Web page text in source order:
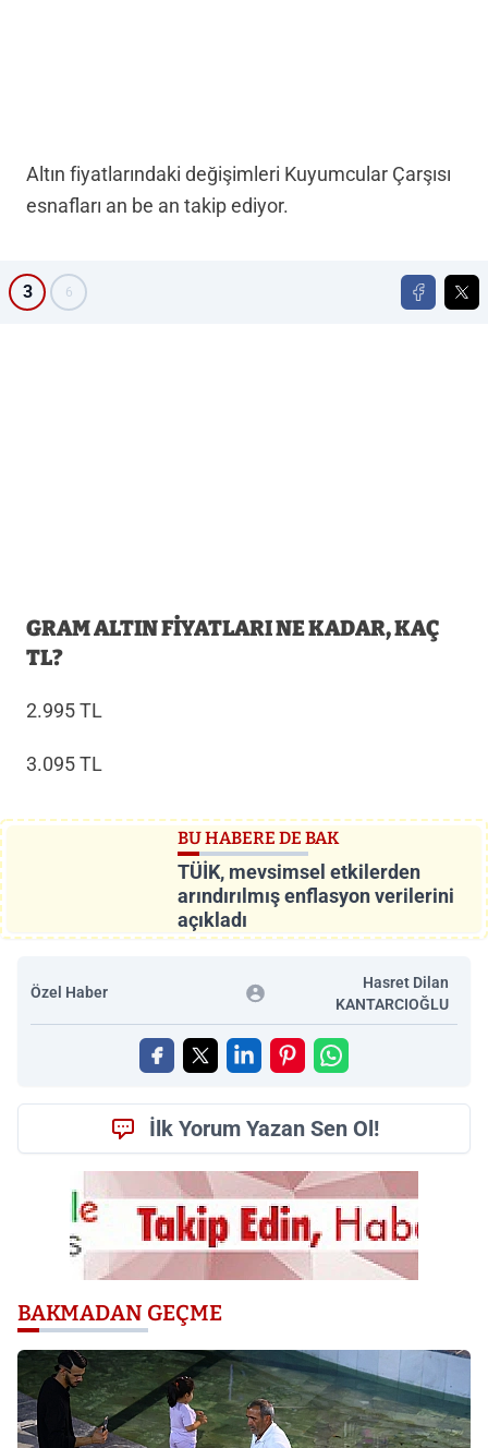
Altın fiyatlarındaki değişimleri Kuyumcular Çarşısı
esnafları an be an takip ediyor.
3 6
GRAM ALTIN FİYATLARI NE KADAR, KAÇ
TL?
2.995 TL
3.095 TL
BU HABERE DE BAK
TÜİK, mevsimsel etkilerden
arındırılmış enflasyon verilerini
açıkladı
Özel Haber
Hasret Dilan
KANTARCIOĞLU
İlk Yorum Yazan Sen Ol!
BAKMADAN GEÇME